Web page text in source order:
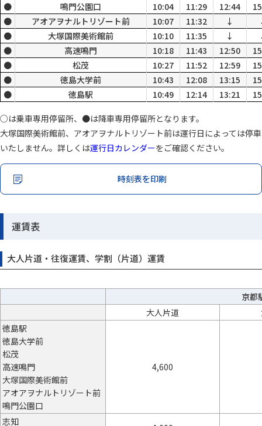
●
鳴門公園口 10:04 11:29 12:44
●
アオアヲナルトリゾート前 10:07 11:32 ↓
●
大塚国際美術館前 10:10 11:35 ↓
●
高速鳴門 10:18 11:43 12:50
●
松茂 10:27 11:52 12:59
●
徳島大学前 10:43 12:08 13:15
●
徳島駅 10:49 12:14 13:21
○は乗車専用停留所、●は降車専用停留所となります。
大塚国際美術館前、アオアヲナルトリゾート前は運行日によっては停車
いたしません。詳しくは運行日カレンダーをご確認ください。
時刻表を印刷
運賃表
大人片道・往復運賃、学割（片道）運賃
京都
大人片道
徳島駅
徳島大学前
松茂
高速鳴門
大塚国際美術館前
アオアヲナルトリゾート前
鳴門公園口
4,600
志知